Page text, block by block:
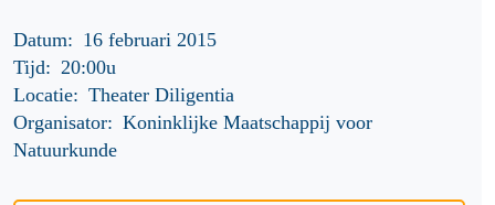
Datum: 16 februari 2015
Tijd: 20:00u
Locatie: Theater Diligentia
Organisator: Koninklijke Maatschappij voor
Natuurkunde